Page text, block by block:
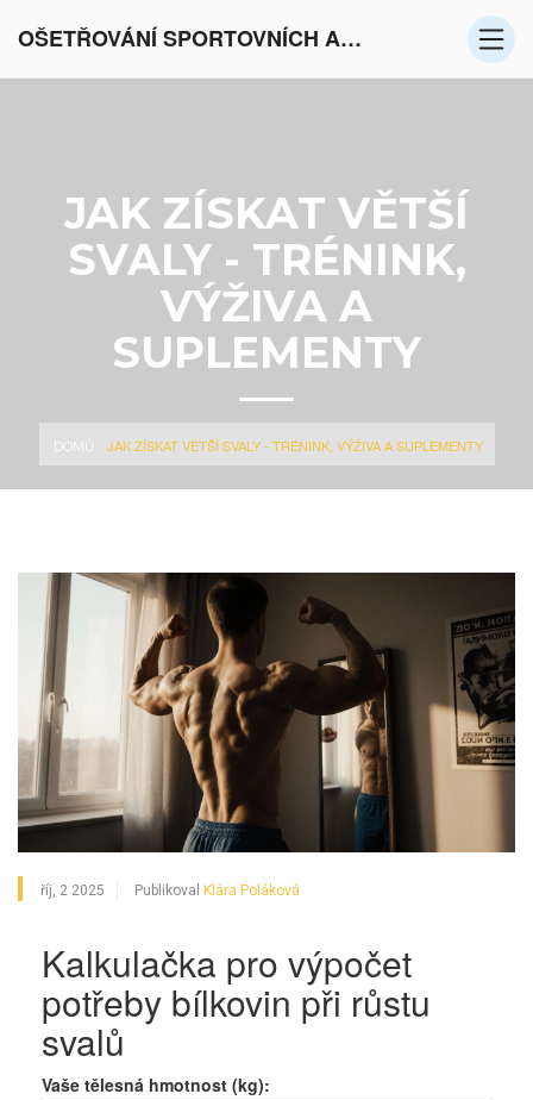
OŠETŘOVÁNÍ SPORTOVNÍCH AKTIVIT V EVROPĚ
JAK ZÍSKAT VĚTŠÍ
SVALY - TRÉNINK,
VÝŽIVA A
SUPLEMENTY
DOMŮ JAK ZÍSKAT VĚTŠÍ SVALY - TRÉNINK, VÝŽIVA A SUPLEMENTY
říj, 2 2025 Publikoval Klára Poláková
Kalkulačka pro výpočet
potřeby bílkovin při růstu
svalů
Vaše tělesná hmotnost (kg):